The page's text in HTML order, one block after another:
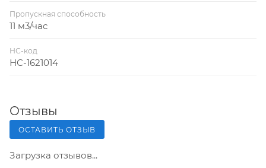
Пропускная способность
11 м3/час
НС-код
НС-1621014
Отзывы
ОСТАВИТЬ ОТЗЫВ
Загрузка отзывов...